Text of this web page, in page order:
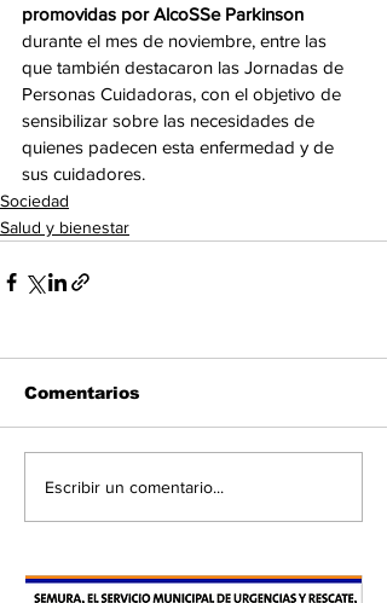
promovidas por AlcoSSe Parkinson
durante el mes de noviembre, entre las
que también destacaron las Jornadas de
Personas Cuidadoras, con el objetivo de
sensibilizar sobre las necesidades de
quienes padecen esta enfermedad y de
sus cuidadores.
Sociedad
Salud y bienestar
Comentarios
Escribir un comentario...